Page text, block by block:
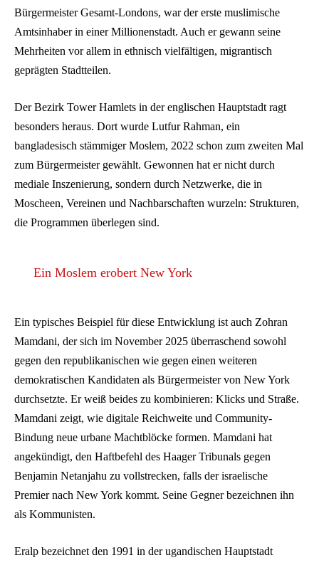
Bürgermeister Gesamt-Londons, war der erste muslimische
Amtsinhaber in einer Millionenstadt. Auch er gewann seine
Mehrheiten vor allem in ethnisch vielfältigen, migrantisch
geprägten Stadtteilen.
Der Bezirk Tower Hamlets in der englischen Hauptstadt ragt
besonders heraus. Dort wurde Lutfur Rahman, ein
bangladesisch stämmiger Moslem, 2022 schon zum zweiten Mal
zum Bürgermeister gewählt. Gewonnen hat er nicht durch
mediale Inszenierung, sondern durch Netzwerke, die in
Moscheen, Vereinen und Nachbarschaften wurzeln: Strukturen,
die Programmen überlegen sind.
Ein Moslem erobert New York
Ein typisches Beispiel für diese Entwicklung ist auch Zohran
Mamdani, der sich im November 2025 überraschend sowohl
gegen den republikanischen wie gegen einen weiteren
demokratischen Kandidaten als Bürgermeister von New York
durchsetzte. Er weiß beides zu kombinieren: Klicks und Straße.
Mamdani zeigt, wie digitale Reichweite und Community-
Bindung neue urbane Machtblöcke formen. Mamdani hat
angekündigt, den Haftbefehl des Haager Tribunals gegen
Benjamin Netanjahu zu vollstrecken, falls der israelische
Premier nach New York kommt. Seine Gegner bezeichnen ihn
als Kommunisten.
Eralp bezeichnet den 1991 in der ugandischen Hauptstadt